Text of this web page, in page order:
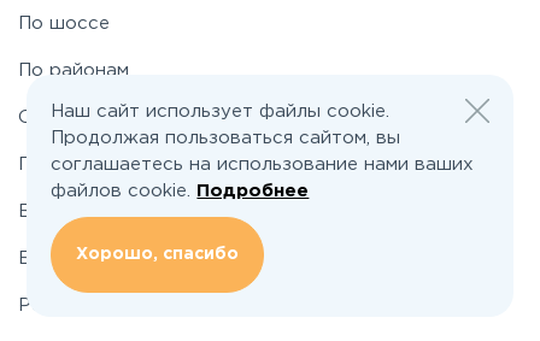
Фряновское
По шоссе
По районам
О проекте
Подбор земельного участка
Вакансии
Блог
Реклама и сотрудничество
Наш сайт использует файлы cookie.
Продолжая пользоваться сайтом, вы
соглашаетесь на использование нами ваших
файлов cookie.
Подробнее
Хорошо, спасибо